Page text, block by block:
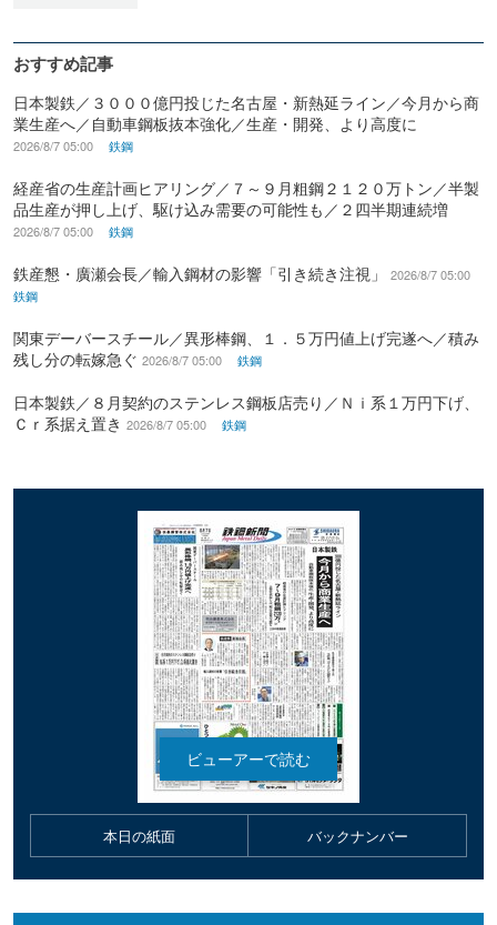
おすすめ記事
日本製鉄／３０００億円投じた名古屋・新熱延ライン／今月から商
業生産へ／自動車鋼板抜本強化／生産・開発、より高度に
2026/8/7 05:00 鉄鋼
経産省の生産計画ヒアリング／７～９月粗鋼２１２０万トン／半製
品生産が押し上げ、駆け込み需要の可能性も／２四半期連続増
2026/8/7 05:00 鉄鋼
鉄産懇・廣瀬会長／輸入鋼材の影響「引き続き注視」
2026/8/7 05:00
鉄鋼
関東デーバースチール／異形棒鋼、１．５万円値上げ完遂へ／積み
残し分の転嫁急ぐ 2026/8/7 05:00 鉄鋼
日本製鉄／８月契約のステンレス鋼板店売り／Ｎｉ系１万円下げ、
Ｃｒ系据え置き 2026/8/7 05:00 鉄鋼
本日の紙面 バックナンバー